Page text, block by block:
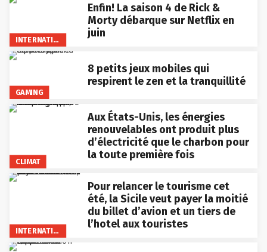
INTERNATIONAL
Enfin! La saison 4 de Rick &
Morty débarque sur Netflix en
juin
GAMING
8 petits jeux mobiles qui
respirent le zen et la tranquillité
CLIMAT
Aux États-Unis, les énergies
renouvelables ont produit plus
d’électricité que le charbon pour
la toute première fois
INTERNATIONAL
Pour relancer le tourisme cet
été, la Sicile veut payer la moitié
du billet d’avion et un tiers de
l’hotel aux touristes